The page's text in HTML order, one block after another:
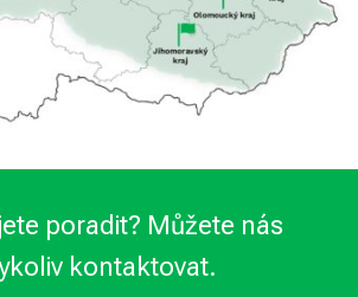
poradit? Můžete nás
kontaktovat.